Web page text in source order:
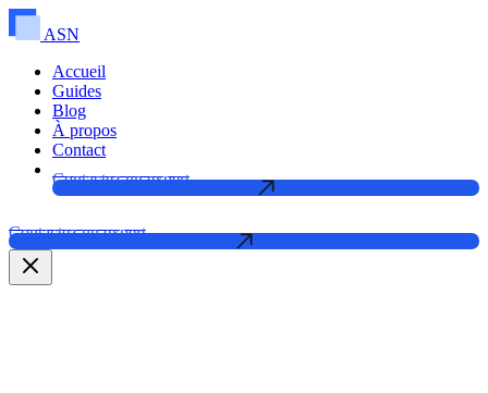
ASN
Accueil
Guides
Blog
À propos
Contact
Contactez un expert
Contactez un expert